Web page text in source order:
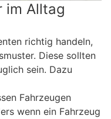
im Alltag
richtig handeln,
Diese sollten
sein. Dazu
Fahrzeugen
wenn ein Fahrzeug